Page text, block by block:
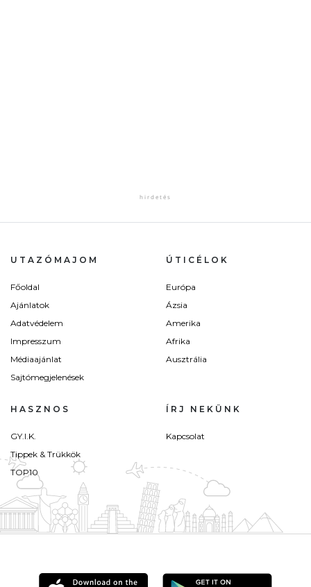
UTAZÓMAJOM
Főoldal
Ajánlatok
Adatvédelem
Impresszum
Médiaajánlat
Sajtómegjelenések
ÚTICÉLOK
Európa
Ázsia
Amerika
Afrika
Ausztrália
HASZNOS
GY.I.K.
Tippek & Trükkök
TOP10
ÍRJ NEKÜNK
Kapcsolat